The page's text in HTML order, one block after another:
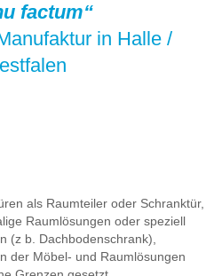
factum“
in Halle /
als Raumteiler oder Schranktür,
Raumlösungen oder speziell
(z b. Dachbodenschrank),
der Möbel- und Raumlösungen